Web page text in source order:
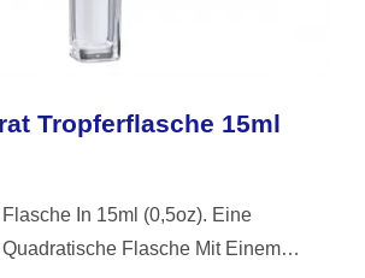
Tropferflasche 15ml
In 15ml (0,5oz). Eine
Flasche Mit Einem